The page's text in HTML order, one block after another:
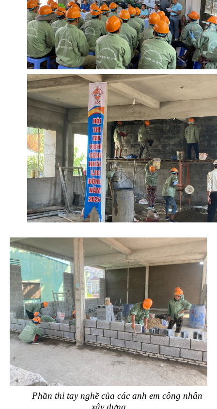
Phần thi tay nghề của các anh em công nhân